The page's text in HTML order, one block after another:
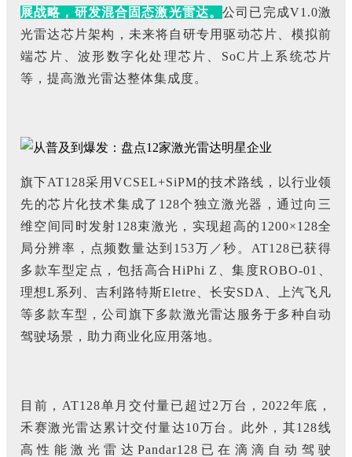
展战略，研发混合固态激光雷达。公司已完成V1.0激
光雷达芯片架构，未来将自研专用驱动芯片、模拟前
端芯片、波形数字化处理芯片、SoC片上系统芯片
等，提高激光雷达整体集成度。
旗下AT128采用VCSEL+SiPM的技术路线，以行业领
先的芯片化技术集成了128个独立激光器，通过向三
维空间同时发射128束激光，实现超高的1200×128全
局分辨率，点频数量达到153万／秒。AT128已获得
多款车型定点，包括高合HiPhi Z、集度ROBO-01、
理想L系列、吉利路特斯Eletre、长安SDA、上汽飞凡
等多款车型，公司旗下多款激光雷达服务于多种自动
驾驶场景，助力商业化应用落地。
目前，AT128单月交付量已超过2万台，2022年底，
禾赛激光雷达累计交付量达10万台。此外，其128线
高性能激光雷达Pandar128已在滴滴自动驾驶